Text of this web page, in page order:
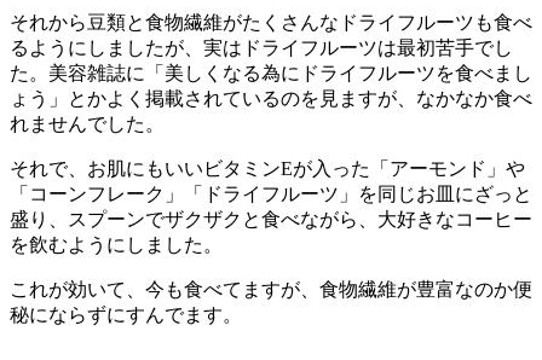
それから豆類と食物繊維がたくさんなドライフルーツも食べ
るようにしましたが、実はドライフルーツは最初苦手でし
た。美容雑誌に「美しくなる為にドライフルーツを食べまし
ょう」とかよく掲載されているのを見ますが、なかなか食べ
れませんでした。
それで、お肌にもいいビタミンEが入った「アーモンド」や
「コーンフレーク」「ドライフルーツ」を同じお皿にざっと
盛り、スプーンでザクザクと食べながら、大好きなコーヒー
を飲むようにしました。
これが効いて、今も食べてますが、食物繊維が豊富なのか便
秘にならずにすんでます。